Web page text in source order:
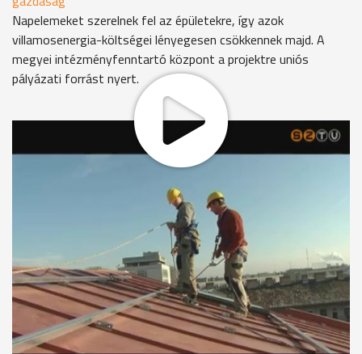
Napelemeket szerelnek fel az épületekre, így azok
villamosenergia-költségei lényegesen csökkennek majd. A
megyei intézményfenntartó központ a projektre uniós
pályázati forrást nyert.
A napelemeket tartó konzolokat szerelik éppen a könyvtár
tetőszerkezetén a kivitelező cég munkatársai. Több mint 14
millió forintból 42 darab folyadékkristályos napelem kerül
majd ide. Az intézmény jelentős megtakarítást remél a
Varjuné Gergácz Katalin - gazdasági igazgatóhelyettes.
BDK
"Éves szinten a villamosenergia-költségünk közel ötmillió
forint. Ezzel a napkollektor-szereléssel -azt reméljük- hogy
kb. felére csökken a villamosenergia-fogyasztásunk, ezáltal a
költségeink a felére csökkennek."